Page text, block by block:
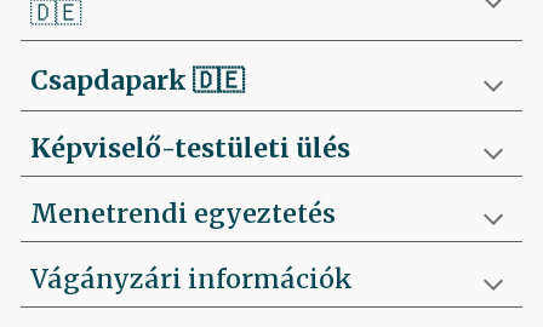
🇩🇪
Csapdapark 🇩🇪
Képviselő-testületi ülés
Menetrendi egyeztetés
Vágányzári információk